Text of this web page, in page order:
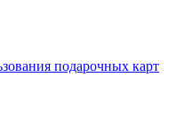
подарочных карт